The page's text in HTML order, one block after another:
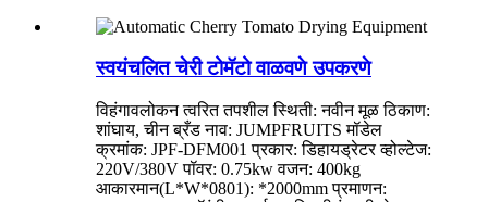
स्वयंचलित चेरी टोमॅटो वाळवणे उपकरणे
विहंगावलोकन त्वरित तपशील स्थिती: नवीन मूळ ठिकाण:
शांघाय, चीन ब्रँड नाव: JUMPFRUITS मॉडेल
क्रमांक: JPF-DFM001 प्रकार: डिहायड्रेटर व्होल्टेज:
220V/380V पॉवर: 0.75kw वजन: 400kg
आकारमान(L*W*0801): *2000mm प्रमाणन: